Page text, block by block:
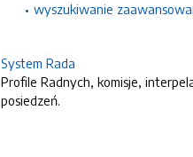
wyszukiwanie
System Rada
Profile Radnych, komisje,
posiedzeń.